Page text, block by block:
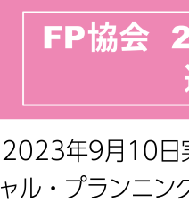
2023年9月10日
ャル・プランニ